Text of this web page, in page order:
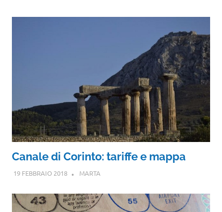
Canale di Corinto: tariffe e mappa
19 FEBBRAIO 2018 MARTA